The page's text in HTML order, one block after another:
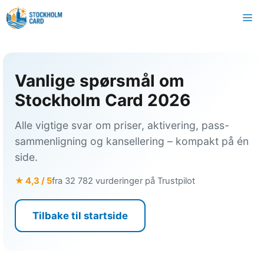
Gå
til
Vanlige spørsmål om
Stockholm Card 2026
Alle vigtige svar om priser, aktivering, pass-
sammenligning og kansellering – kompakt på én
side.
★ 4,3 / 5fra 32 782 vurderinger på Trustpilot
Tilbake til startside